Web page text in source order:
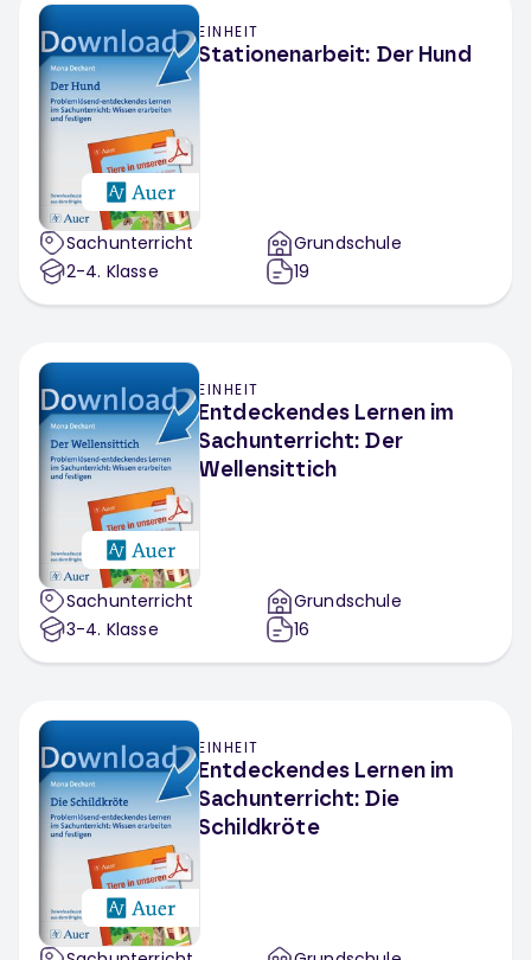
EINHEIT
Stationenarbeit: Der Hund
Sachunterricht
2-4. Klasse
Grundschule
19
EINHEIT
Entdeckendes Lernen im
Sachunterricht: Der
Wellensittich
Sachunterricht
3-4. Klasse
Grundschule
16
EINHEIT
Entdeckendes Lernen im
Sachunterricht: Die
Schildkröte